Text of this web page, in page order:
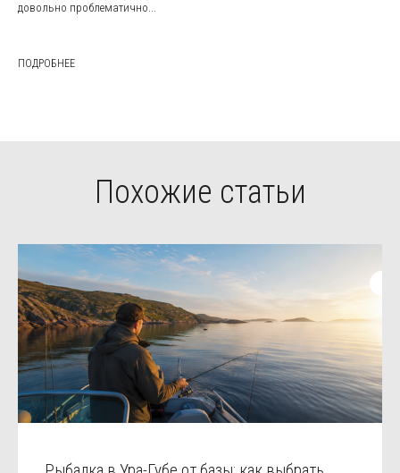
довольно проблематично...
ПОДРОБНЕЕ
Похожие статьи